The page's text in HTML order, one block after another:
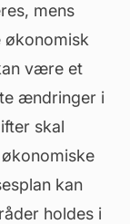
mens
økonomisk
være et
ændringer i
skal
kan
holdes i